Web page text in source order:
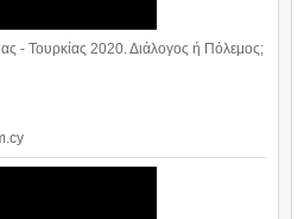
- Τουρκίας 2020. Διάλογος ή Πόλεμος;